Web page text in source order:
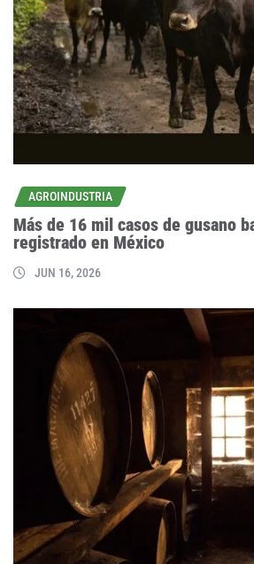
AGROINDUSTRIA
Más de 16 mil casos de gusano
registrado en México
JUN 16, 2026